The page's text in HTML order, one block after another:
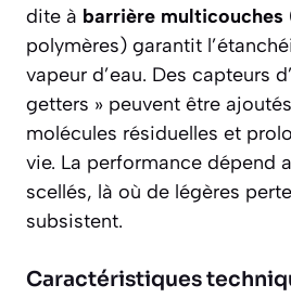
dite à barrière multicouches
polymères) garantit
vapeur d’eau. Des capteurs
getters » peuvent être
molécules résiduelles et
vie. La performance dépend
scellés, là où de légères
subsistent.
Caractéristiques